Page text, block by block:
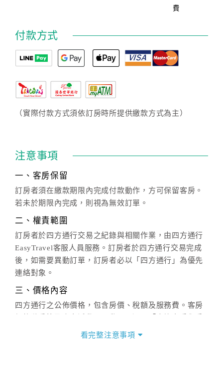
費
付款方式
（實際付款方式須依訂房時所提供繳款方式為主）
注意事項
一、客房保留
訂房者須在繳款期限內完成付款動作，方可保留客房。
若未於期限內完成，則視為無效訂單。
二、權責範圍
訂房者於四方通行交易之紀錄與相關作業，由四方通行
EasyTravel客服人員服務。訂房者於四方通行交易完成
後，如需要異動訂單，訂房者必以「四方通行」為優先
連絡對象。
三、價格內容
四方通行之公佈價格，包含房價、稅額及服務費。客房
價」之當日價格為標準。
看完整注意事項